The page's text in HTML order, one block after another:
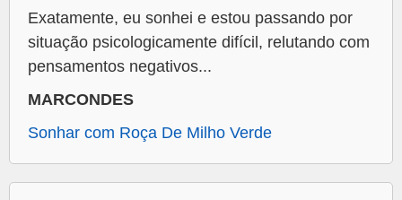
Exatamente, eu sonhei e estou passando por
situação psicologicamente difícil, relutando com
pensamentos negativos...
MARCONDES
Sonhar com Roça De Milho Verde